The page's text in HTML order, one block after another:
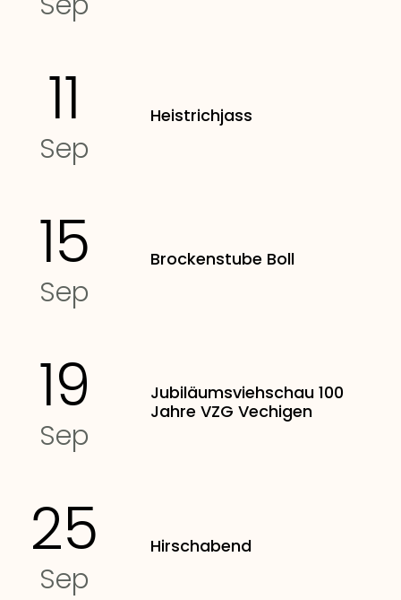
11
Sep
Heistrichjass
15
Sep
Brockenstube Boll
19
Sep
Jubiläumsviehschau 100
Jahre VZG Vechigen
25
Sep
Hirschabend